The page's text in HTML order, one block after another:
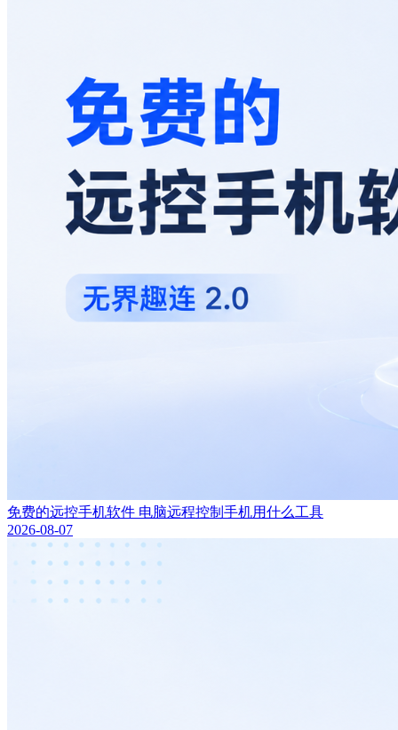
免费的远控手机软件 电脑远程控制手机用什么工具
2026-08-07